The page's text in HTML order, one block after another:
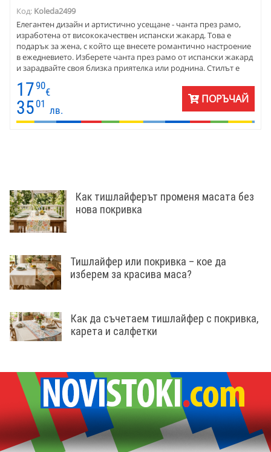
Код: Koleda2499
Елегантен дизайн и артистично усещане - чанта през рамо,
изработена от висококачествен испански жакард. Това е
подарък за жена, с който ще внесете романтично настроение
в ежедневието. Изберете чанта през рамо от испански жакард
и зарадвайте своя близка приятелка или роднина. Стилът е
материя, която се поддържа лесно. Жакардът е памук и
полиестер - устойчив. Червена лимузина, която подсилва
ефекта от рокля в същия цвят, Айфеловата кула, и да не
забравяме Него.
1790
€
35 01
лв.
ПОРЪЧАЙ
Как тишлайферът променя масата без
нова покривка
Тишлайфер или покривка – кое да
изберем за красива маса?
Как да съчетаем тишлайфер с покривка,
карета и салфетки